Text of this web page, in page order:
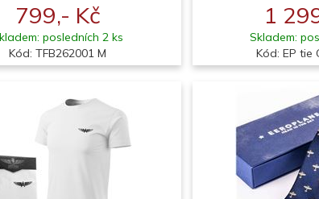
799,- Kč
posledních 2 ks
Kód: TFB262001 M
1
Skladem:
Kód: EP tie